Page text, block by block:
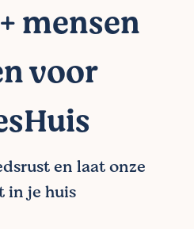
mensen
voor
en laat onze
in je huis